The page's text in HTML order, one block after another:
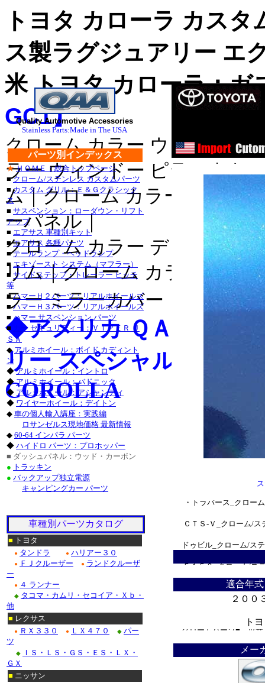
適合年
２００
ト
メー
■クライスラー：３０
・３００Ｍ_クローム
セブリング_クローム
デュランゴ_クローム/
・チャージャー_クロ
グランドチェロキー_
タンドラ_クローム/
■レクサス：ＩＳ_２
/ステンレス_パーツ
ＧＳ４６０_クローム
ステンレス_パーツ・
・トラバース_クロー
ＣＴＳ-Ｖ_クローム/
ドゥビル_クローム/ス
Ｆ１５０_クローム/ス
クローム/ステンレス
クロームパーツ■ニッ
・テラノ_クローム/
/ステンレス_パーツ・
ステンレス
Quality Automotive Accessories
Stainless Parts:Made in The USA
パーツ別インデックス
★ ＨＯＭＥ：総合トップページ
■クローム/ステンレス カスタムパーツ
■カスタム グリル：Ｅ＆Ｇクラシック
ス
■ サスペンション：ローダウン・リフト
アップ
■ エアサス 車種別キット
■エアサス 各種パーツ
■ テールランプ・ヘッドランプ
■ エキゾースト システム（マフラー）
■ サイドステップ・トレーラー ヒッチ
等
■ハマーＨ２パーツ：リアルホイールズ
■ハマーＨ３パーツ：リアルホイールズ
■ ハマー サスペンション パーツ
■
カー セキュリティー：ＶＩＰＥＲ Ｕ
ＳＡ
◆アルミホイール：ボイド カディント
ン
◆アルミホイール：イントロ
◆アルミホイール：バドニック
◆ アルミホイール：アシャンティ
◆ ワイヤーホイール：デイトン
◆ 車の個人輸入講座：実践編
ロサンゼルス現地価格 最新情報
◆ 60-64 インパラ パーツ
◆ ハイドロ パーツ：プロホッパー
■ ダッシュパネル：ウッド・カーボン
● トラッキン
● バックアップ独立電源
キャンピングカー パーツ
車種別パーツカタログ
■ トヨタ
● タンドラ ● ハリアー３０
● ＦＪクルーザー ● ランドクルーザ
ー
● ４ ランナー
◆ タコマ・カムリ・セコイア・Ｘｂ・
他
■ レクサス
● ＲＸ３３０ ● ＬＸ４７０ ◆ パー
ツ
◆
ＩＳ・ＬＳ・ＧＳ・ＥＳ・ＬＸ・
ＧＸ
■ ニッサン
トヨタ カローラ カス
ス製ラグジュアリー エ
米 トヨタ カローラ：ガ
GC1】
クローム カラー ウィンドゥ
ラー ウィンドー ピラー｜ク
ム｜クローム カラー ドア サ
ーパネル｜
クローム カラー デッキ トリ
リム｜クローム カラー ライ
ラー ミラーカバー｜クロー
◆アメリカ ＱＡＡ-ＵＳ
リー スペシャル カスタ
COROLLA